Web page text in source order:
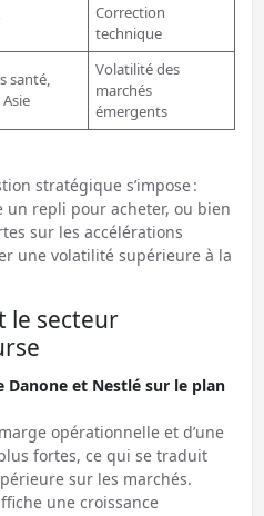
Correction
technique
santé,
Volatilité des
marchés
émergents
stratégique s’impose :
repli pour acheter, ou bien
sur les accélérations
une volatilité supérieure à la
le secteur
et Nestlé sur le plan
opérationnelle et d’une
fortes, ce qui se traduit
sur les marchés.
une croissance